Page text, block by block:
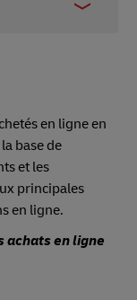
en ligne en
base de
et les
principales
en ligne.
achats en ligne